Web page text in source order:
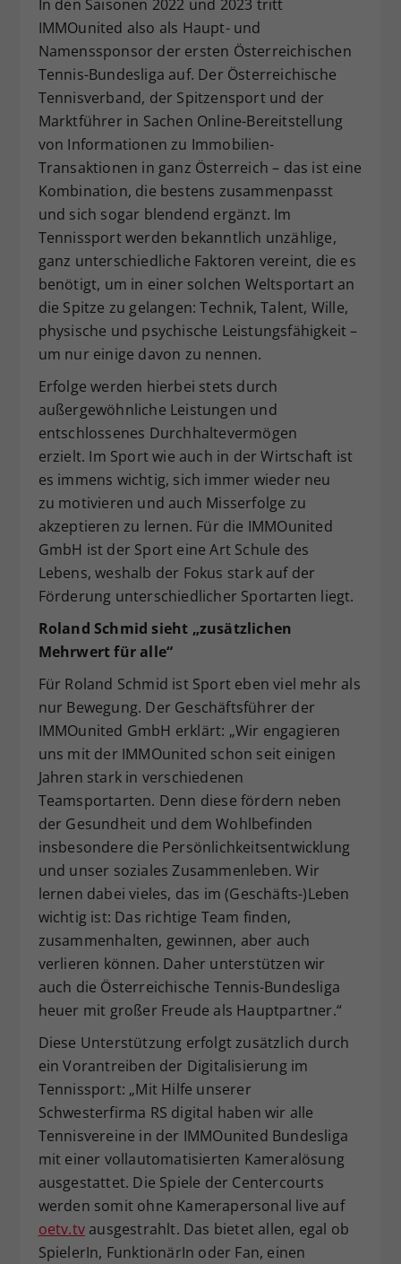
In den Saisonen 2022 und 2023 tritt
IMMOunited also als Haupt- und
Namenssponsor der ersten Österreichischen
Tennis-Bundesliga auf. Der Österreichische
Tennisverband, der Spitzensport und der
Marktführer in Sachen Online-Bereitstellung
von Informationen zu Immobilien-
Transaktionen in ganz Österreich – das ist eine
Kombination, die bestens zusammenpasst
und sich sogar blendend ergänzt. Im
Tennissport werden bekanntlich unzählige,
ganz unterschiedliche Faktoren vereint, die es
benötigt, um in einer solchen Weltsportart an
die Spitze zu gelangen: Technik, Talent, Wille,
physische und psychische Leistungsfähigkeit –
um nur einige davon zu nennen.
Erfolge werden hierbei stets durch
außergewöhnliche Leistungen und
entschlossenes Durchhaltevermögen
erzielt. Im Sport wie auch in der Wirtschaft ist
es immens wichtig, sich immer wieder neu
zu motivieren und auch Misserfolge zu
akzeptieren zu lernen. Für die IMMOunited
GmbH ist der Sport eine Art Schule des
Lebens, weshalb der Fokus stark auf der
Förderung unterschiedlicher Sportarten liegt.
Roland Schmid sieht „zusätzlichen
Mehrwert für alle“
Für Roland Schmid ist Sport eben viel mehr als
nur Bewegung. Der Geschäftsführer der
IMMOunited GmbH erklärt: „Wir engagieren
uns mit der IMMOunited schon seit einigen
Jahren stark in verschiedenen
Teamsportarten. Denn diese fördern neben
der Gesundheit und dem Wohlbefinden
insbesondere die Persönlichkeitsentwicklung
und unser soziales Zusammenleben. Wir
lernen dabei vieles, das im (Geschäfts-)Leben
wichtig ist: Das richtige Team finden,
zusammenhalten, gewinnen, aber auch
verlieren können. Daher unterstützen wir
auch die Österreichische Tennis-Bundesliga
heuer mit großer Freude als Hauptpartner.“
Diese Unterstützung erfolgt zusätzlich durch
ein Vorantreiben der Digitalisierung im
Tennissport: „Mit Hilfe unserer
Schwesterfirma RS digital haben wir alle
Tennisvereine in der IMMOunited Bundesliga
mit einer vollautomatisierten Kameralösung
ausgestattet. Die Spiele der Centercourts
werden somit ohne Kamerapersonal live auf
oetv.tvausgestrahlt. Das bietet allen, egal ob
SpielerIn, FunktionärIn oder Fan, einen
Zweck
Dieser Wert speichert Ihre Consent-
Einstellungen. Unter anderem eine
zufällig generierte ID, für die
historische Speicherung Ihrer
vorgenommen Einstellungen, falls der
Webseiten-Betreiber dies eingestellt
hat.